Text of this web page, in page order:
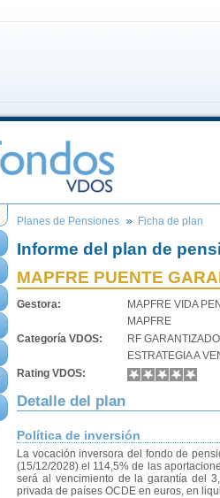
Planes de Pensiones Ficha de plan
Informe del plan de
MAPFRE PUENTE
Gestora:
MAPFRE VIDA
MAPFRE
Categoría VDOS:
RF GARANTIZADO
ESTRATEGIA A
Rating VDOS:
Detalle del plan
Política de inversión
La vocación inversora del fondo de
(15/12/2028) el 114,5% de las
será al vencimiento de la garantía del
privada de países OCDE en euros, en